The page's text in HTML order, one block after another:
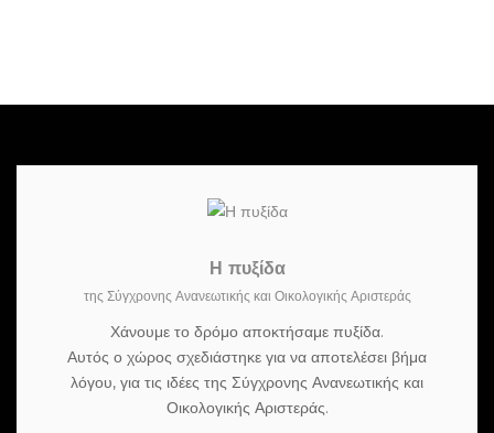
Η πυξίδα
της Σύγχρονης Ανανεωτικής και Οικολογικής Αριστεράς
Χάνουμε το δρόμο αποκτήσαμε πυξίδα.
Αυτός ο χώρος σχεδιάστηκε για να αποτελέσει βήμα
λόγου, για τις ιδέες της Σύγχρονης Ανανεωτικής και
Οικολογικής Αριστεράς.